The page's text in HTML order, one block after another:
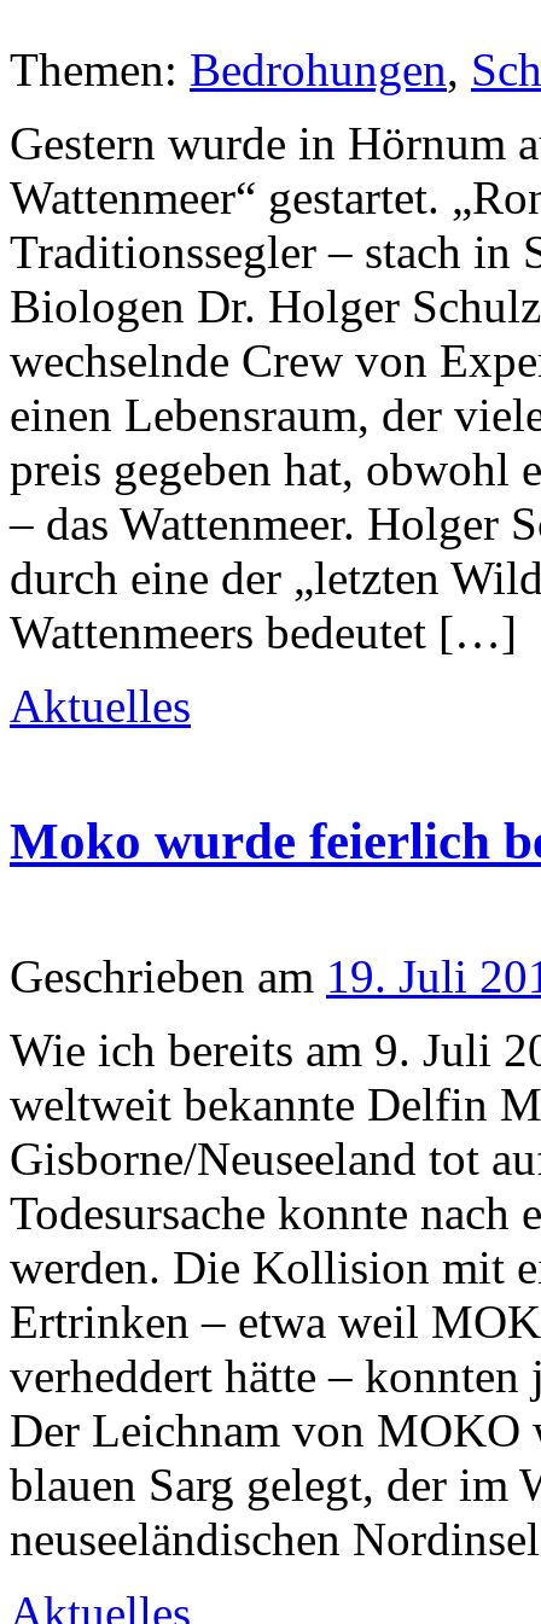
Themen: Bedrohungen,
Gestern wurde in Hörnum
Wattenmeer“ gestartet.
Traditionssegler – stach in
Biologen Dr. Holger
wechselnde Crew von
einen Lebensraum, der
preis gegeben hat, obwohl
– das Wattenmeer. Holger
durch eine der „letzten
Wattenmeers bedeutet […]
Aktuelles
Moko wurde feierlich
Geschrieben am 19. Juli
Wie ich bereits am 9. Juli
weltweit bekannte Delfin
Gisborne/Neuseeland tot
Todesursache konnte
werden. Die Kollision mit
Ertrinken – etwa weil
verheddert hätte – konnten
Der Leichnam von MOKO
blauen Sarg gelegt, der im
neuseeländischen
Aktuelles